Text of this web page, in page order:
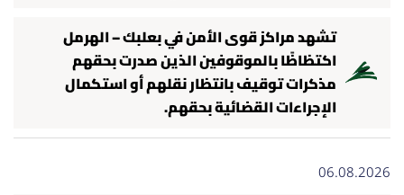
كاميرا
سجالات
تشهد مراكز قوى الأمن في بعلبك – الهرمل
اكتظاظًا بالموقوفين الذين صدرت بحقهم
مذكرات توقيف بانتظار نقلهم أو استكمال
الإجراءات القضائية بحقهم.
06.08.2026